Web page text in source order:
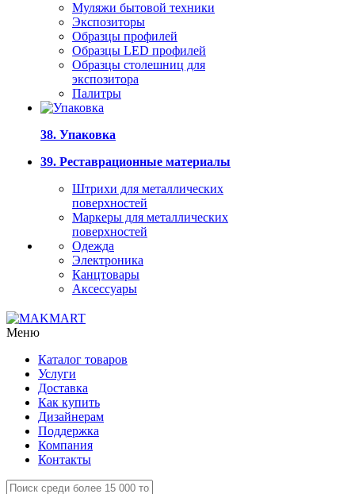
Муляжи бытовой техники
Экспозиторы
Образцы профилей
Образцы LED профилей
Образцы столешниц для
экспозитора
Палитры
38. Упаковка
39. Реставрационные материалы
Штрихи для металлических
поверхностей
Маркеры для металлических
поверхностей
Одежда
Электроника
Канцтовары
Аксессуары
Меню
Каталог товаров
Услуги
Доставка
Как купить
Дизайнерам
Поддержка
Компания
Контакты